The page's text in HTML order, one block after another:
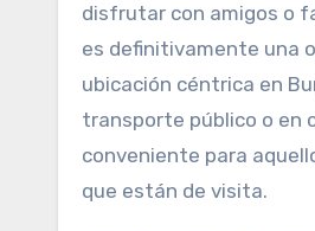
disfrutar con amigos o
es definitivamente una
ubicación céntrica en
transporte público o en
conveniente para
que están de visita.